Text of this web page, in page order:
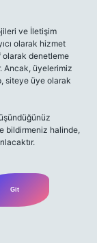
ve İletişim
olarak hizmet
denetleme
Ancak, üyelerimiz
siteye üye olarak
bildirmeniz halinde,